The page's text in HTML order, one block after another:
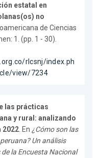
estatal en
no
de Ciencias
1. (pp. 1 - 30).
rlcsnj/index.ph
view/7234
las prácticas
y rural: analizando
2022 . En ¿Cómo son las
Un análisis
la Encuesta Nacional